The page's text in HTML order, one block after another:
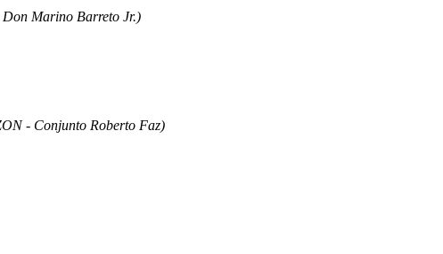
Marino Barreto Jr.)
- Conjunto Roberto Faz)